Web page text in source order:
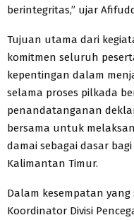
berintegritas,” ujar
Tujuan utama dari
komitmen seluruh
kepentingan dalam
selama proses pilkada
penandatanganan
bersama untuk
damai sebagai dasar
Kalimantan Timur.
Dalam kesempatan yang
Koordinator Divisi